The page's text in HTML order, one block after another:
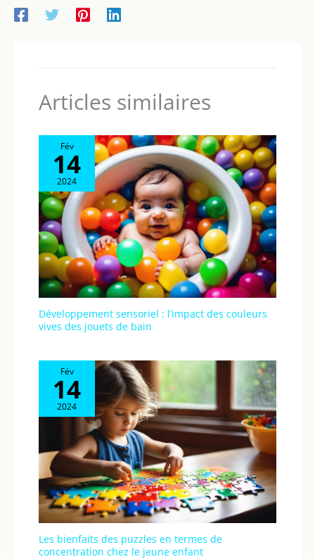
Articles similaires
Fév
14
2024
Développement sensoriel : l’impact des couleurs
vives des jouets de bain
Fév
14
2024
Les bienfaits des puzzles en termes de
concentration chez le jeune enfant